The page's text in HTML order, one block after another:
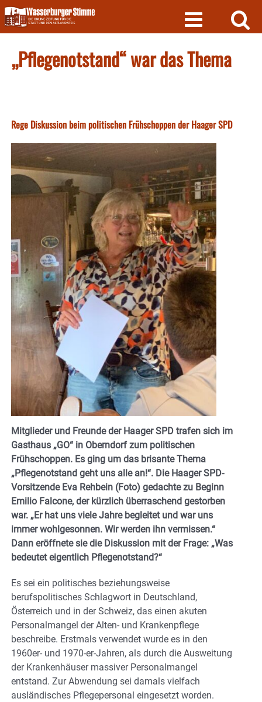
Skip
to
content
„Pflegenotstand“ war das Thema
Rege Diskussion beim politischen Frühschoppen der Haager SPD
Mitglieder und Freunde der Haager SPD trafen sich im
Gasthaus „GO“ in Oberndorf zum politischen
Frühschoppen. Es ging um das brisante Thema
„Pflegenotstand geht uns alle an!“. Die Haager SPD-
Vorsitzende Eva Rehbein (Foto) gedachte zu Beginn
Emilio Falcone, der kürzlich überraschend gestorben
war. „Er hat uns viele Jahre begleitet und war uns
immer wohlgesonnen. Wir werden ihn vermissen.“
Dann eröffnete sie die Diskussion mit der Frage: „Was
bedeutet eigentlich Pflegenotstand?“
Es sei ein politisches beziehungsweise
berufspolitisches Schlagwort in Deutschland,
Österreich und in der Schweiz, das einen akuten
Personalmangel der Alten- und Krankenpflege
beschreibe. Erstmals verwendet wurde es in den
1960er- und 1970-er-Jahren, als durch die Ausweitung
der Krankenhäuser massiver Personalmangel
entstand. Zur Abwendung sei damals vielfach
ausländisches Pflegepersonal eingesetzt worden.